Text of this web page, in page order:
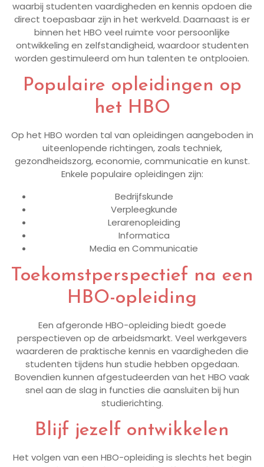
waarbij studenten vaardigheden en kennis opdoen die
direct toepasbaar zijn in het werkveld. Daarnaast is er
binnen het HBO veel ruimte voor persoonlijke
ontwikkeling en zelfstandigheid, waardoor studenten
worden gestimuleerd om hun talenten te ontplooien.
Populaire opleidingen op
het HBO
Op het HBO worden tal van opleidingen aangeboden in
uiteenlopende richtingen, zoals techniek,
gezondheidszorg, economie, communicatie en kunst.
Enkele populaire opleidingen zijn:
Bedrijfskunde
Verpleegkunde
Lerarenopleiding
Informatica
Media en Communicatie
Toekomstperspectief na een
HBO-opleiding
Een afgeronde HBO-opleiding biedt goede
perspectieven op de arbeidsmarkt. Veel werkgevers
waarderen de praktische kennis en vaardigheden die
studenten tijdens hun studie hebben opgedaan.
Bovendien kunnen afgestudeerden van het HBO vaak
snel aan de slag in functies die aansluiten bij hun
studierichting.
Blijf jezelf ontwikkelen
Het volgen van een HBO-opleiding is slechts het begin